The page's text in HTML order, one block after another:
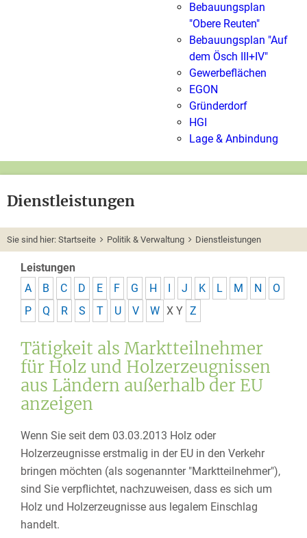
Bebauungsplan
"Obere Reuten"
Bebauungsplan "Auf
dem Ösch III+IV"
Gewerbeflächen
EGON
Gründerdorf
HGI
Lage & Anbindung
Dienstleistungen
Sie sind hier: Startseite Politik & Verwaltung Dienstleistungen
Leistungen
A
B C D E F G H I J K L M N
O
P
Q R S T U V W X Y Z
Tätigkeit als Marktteilnehmer
für Holz und Holzerzeugnissen
aus Ländern außerhalb der EU
anzeigen
Wenn Sie seit dem 03.03.2013 Holz oder
Holzerzeugnisse erstmalig in der EU in den Verkehr
bringen möchten (als sogenannter "Marktteilnehmer"),
sind Sie verpflichtet, nachzuweisen, dass es sich um
Holz und Holzerzeugnisse aus legalem Einschlag
handelt.